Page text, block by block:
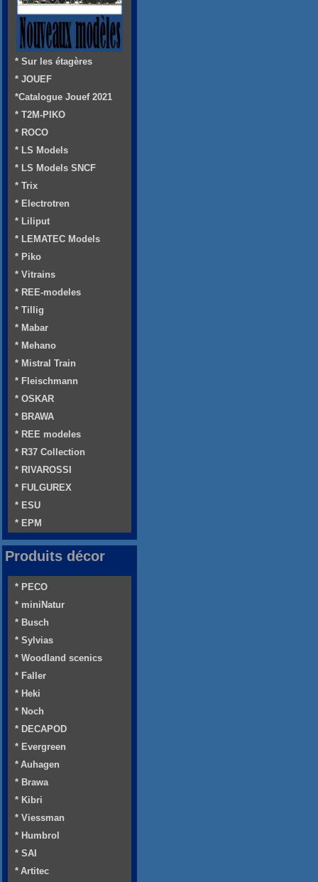
* Sur les étagères
* JOUEF
*Catalogue Jouef 2021
* T2M-PIKO
* ROCO
* LS Models
* LS Models SNCF
* Trix
* Electrotren
* Liliput
* LEMATEC Models
* Piko
* Vitrains
* REE-modeles
* Tillig
* Mabar
* Mehano
* Mistral Train
* Fleischmann
* OSKAR
* BRAWA
* REE modeles
* R37 Collection
* RIVAROSSI
* FULGUREX
* ESU
* EPM
Produits décor
* PECO
* miniNatur
* Busch
* Sylvias
* Woodland scenics
* Faller
* Heki
* Noch
* DECAPOD
* Evergreen
* Auhagen
* Brawa
* Kibri
* Viessman
* Humbrol
* SAI
* Artitec